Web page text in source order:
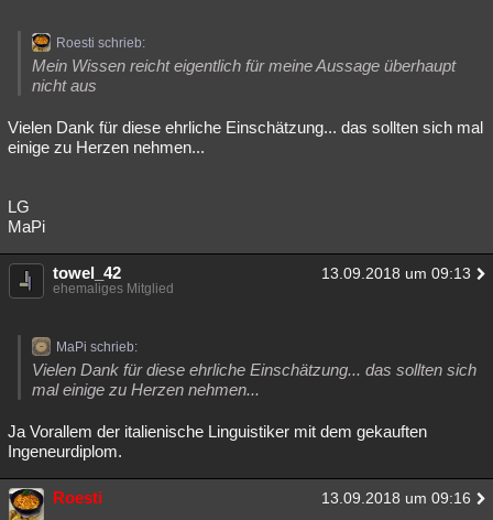
Roesti schrieb:
Mein Wissen reicht eigentlich für meine Aussage überhaupt
nicht aus
Vielen Dank für diese ehrliche Einschätzung... das sollten sich mal
einige zu Herzen nehmen...
LG
MaPi
towel_42 13.09.2018 um 09:13
ehemaliges Mitglied
MaPi schrieb:
Vielen Dank für diese ehrliche Einschätzung... das sollten sich
mal einige zu Herzen nehmen...
Ja Vorallem der italienische Linguistiker mit dem gekauften
Ingeneurdiplom.
Roesti 13.09.2018 um 09:16